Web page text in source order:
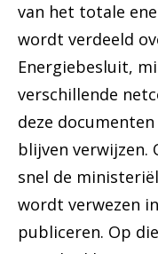
van het totale
wordt verdeeld
Energiebesluit,
verschillende
deze
blijven verwijzen.
snel de
wordt verwezen
publiceren. Op